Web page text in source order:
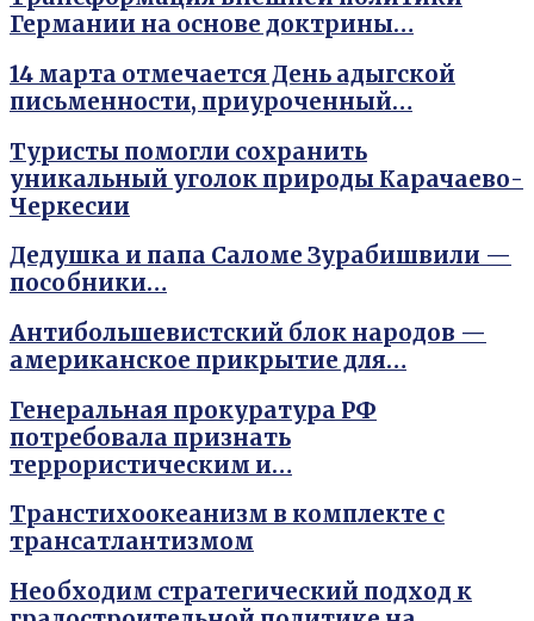
Германии на основе доктрины…
14 марта отмечается День адыгской
письменности, приуроченный…
Туристы помогли сохранить
уникальный уголок природы Карачаево-
Черкесии
Дедушка и папа Саломе Зурабишвили —
пособники…
Антибольшевистский блок народов —
американское прикрытие для…
Генеральная прокуратура РФ
потребовала признать
террористическим и…
Транстихоокеанизм в комплекте с
трансатлантизмом
Необходим стратегический подход к